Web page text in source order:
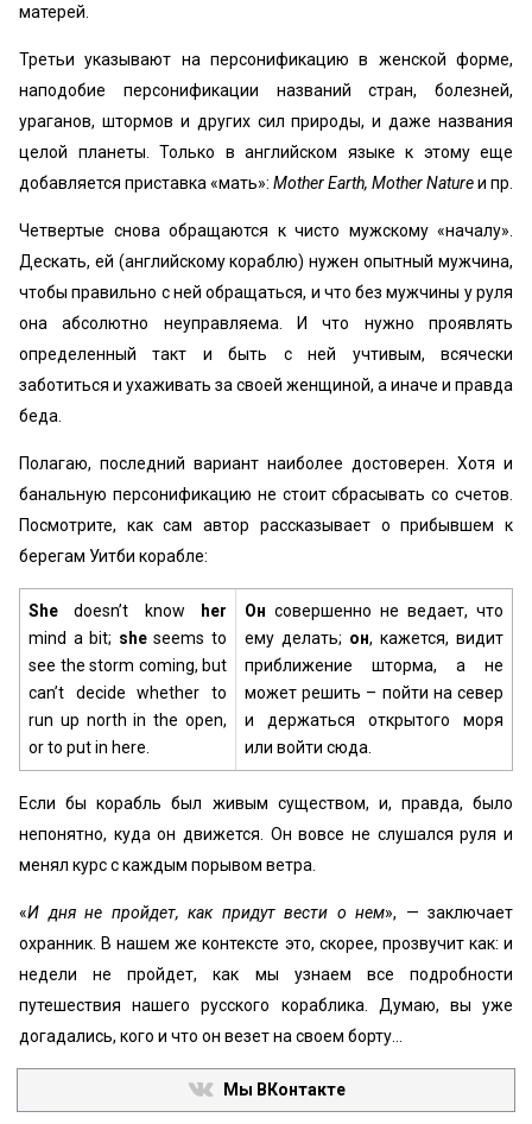
матерей.
Третьи указывают на персонификацию в женской форме,
наподобие персонификации названий стран, болезней,
ураганов, штормов и других сил природы, и даже названия
целой планеты. Только в английском языке к этому еще
добавляется приставка «мать»: Mother Earth, Mother Natureи пр.
Четвертые снова обращаются к чисто мужскому «началу».
Дескать, ей (английскому кораблю) нужен опытный мужчина,
чтобы правильно с ней обращаться, и что без мужчины у руля
она абсолютно неуправляема. И что нужно проявлять
определенный такт и быть с ней учтивым, всячески
заботиться и ухаживать за своей женщиной, а иначе и правда
беда.
Полагаю, последний вариант наиболее достоверен. Хотя и
банальную персонификацию не стоит сбрасывать со счетов.
Посмотрите, как сам автор рассказывает о прибывшем к
берегам Уитби корабле:
She doesn’t know
her
mind a bit; sheseems to
see the storm coming, but
can’t decide whether to
run up north in the open,
or to put in here.
Он совершенно не ведает, что
ему делать; он, кажется, видит
приближение шторма, а не
может решить – пойти на север
и держаться открытого моря
или войти сюда.
Если бы корабль был живым существом, и, правда, было
непонятно, куда он движется. Он вовсе не слушался руля и
менял курс с каждым порывом ветра.
«И дня не пройдет, как придут вести о нем», — заключает
охранник. В нашем же контексте это, скорее, прозвучит как: и
недели не пройдет, как мы узнаем все подробности
путешествия нашего русского кораблика. Думаю, вы уже
догадались, кого и что он везет на своем борту…
Мы ВКонтакте